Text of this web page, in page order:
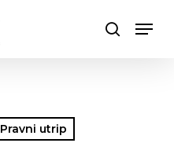
search
Pravni utrip